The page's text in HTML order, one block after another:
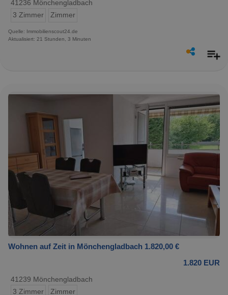
41236 Mönchengladbach
3 Zimmer
Zimmer
Quelle: Immobilienscout24.de
Aktualisiert: 21 Stunden, 3 Minuten
Wohnen auf Zeit in Mönchengladbach 1.820,00 €
1.820 EUR
41239 Mönchengladbach
3 Zimmer
Zimmer